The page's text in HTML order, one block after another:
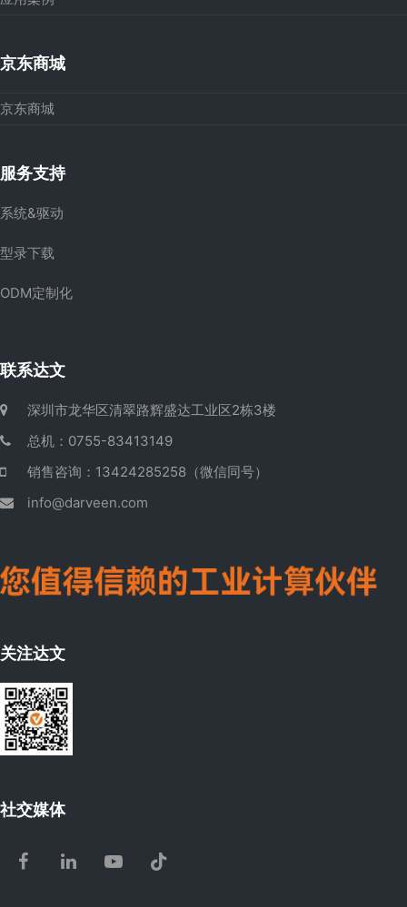
京东商城
京东商城
服务支持
系统&驱动
型录下载
ODM定制化
联系达文
深圳市龙华区清翠路辉盛达工业区2栋3楼
总机：0755-83413149
销售咨询：13424285258（微信同号）
info@darveen.com
关注达文
社交媒体
Facebook
LinkedInYoutubeTiktok